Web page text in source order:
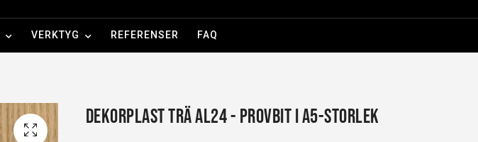
VERKTYG REFERENSER FAQ
Dekorplast Trä AL24 - Provbit i A5-storlek